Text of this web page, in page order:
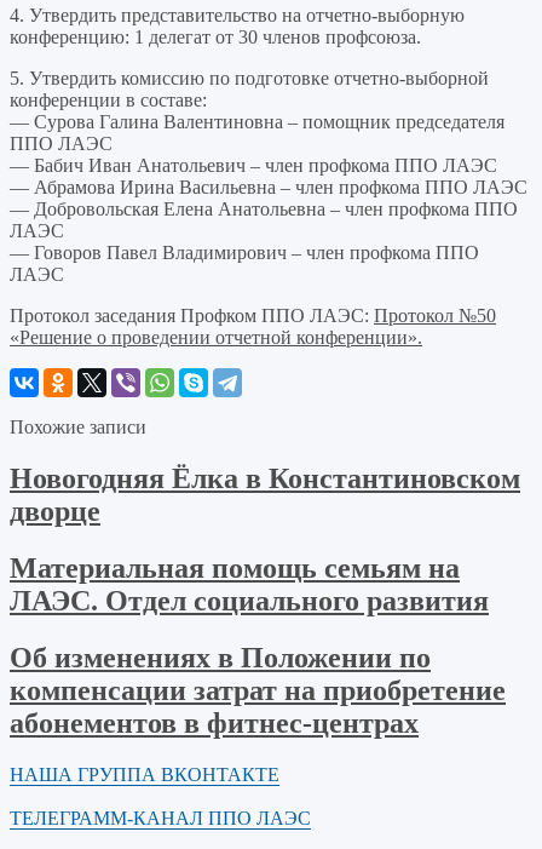
4. Утвердить представительство на отчетно-выборную
конференцию: 1 делегат от 30 членов профсоюза.
5. Утвердить комиссию по подготовке отчетно-выборной
конференции в составе:
— Сурова Галина Валентиновна – помощник председателя
ППО ЛАЭС
— Бабич Иван Анатольевич – член профкома ППО ЛАЭС
— Абрамова Ирина Васильевна – член профкома ППО ЛАЭС
— Добровольская Елена Анатольевна – член профкома ППО
ЛАЭС
— Говоров Павел Владимирович – член профкома ППО
ЛАЭС
Протокол заседания Профком ППО ЛАЭС: Протокол №50
«Решение о проведении отчетной конференции».
Похожие записи
Новогодняя Ёлка в Константиновском
дворце
Материальная помощь семьям на
ЛАЭС. Отдел социального развития
Об изменениях в Положении по
компенсации затрат на приобретение
абонементов в фитнес-центрах
НАША ГРУППА ВКОНТАКТЕ
ТЕЛЕГРАММ-КАНАЛ ППО ЛАЭС